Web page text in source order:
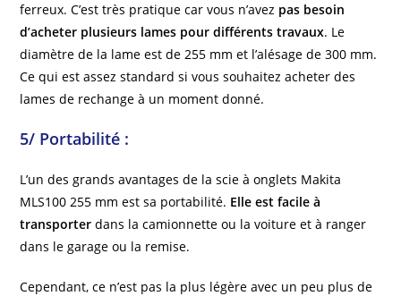
ferreux. C’est très pratique car vous n’avez pas besoin
d’acheter plusieurs lames pour différents travaux. Le
diamètre de la lame est de 255 mm et l’alésage de 300 mm.
Ce qui est assez standard si vous souhaitez acheter des
lames de rechange à un moment donné.
5/ Portabilité :
L’un des grands avantages de la scie à onglets Makita
MLS100 255 mm est sa portabilité. Elle est facile à
transporterdans la camionnette ou la voiture et à ranger
dans le garage ou la remise.
Cependant, ce n’est pas la plus légère avec un peu plus de